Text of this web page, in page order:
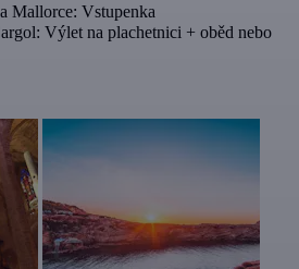
Mallorce: Vstupenka
Výlet na plachetnici + oběd nebo